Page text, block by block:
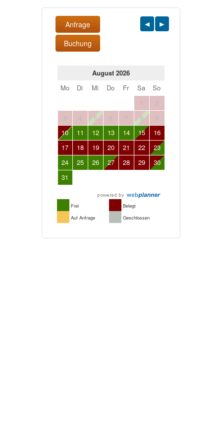
Anfrage
Buchung
August 2026
Mo
Di Mi Do Fr Sa
So
1
2
3
4 5 6 7 8
9
10
11 12 13 14 15
16
17
18 19 20 21 22
23
24
25 26 27 28 29
30
31
Frei
Belegt
Auf Anfrage
Geschlossen